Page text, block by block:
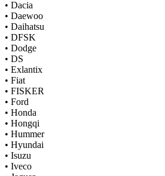
• Dacia
• Daewoo
• Daihatsu
• DFSK
• Dodge
• DS
• Exlantix
• Fiat
• FISKER
• Ford
• Honda
• Hongqi
• Hummer
• Hyundai
• Isuzu
• Iveco